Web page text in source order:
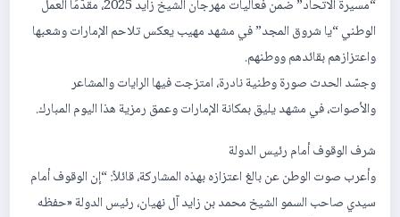
“مسيرة الاتحاد” ضمن فعاليات مهرجان الشيخ زايد 2025، مقدّمًا العمل
الوطني “يا شروق المجد” في مشهد مهيب يعكس تلاحم الإمارات وشعبها
واعتزازهم بقائدهم ووطنهم.
وجسّد الحدث صورة وطنية نادرة، امتزجت فيها الرايات والمشاعر
والأصوات، في مشهد يليق بمكانة الإمارات وعمق رمزية هذا اليوم المبارك.
شرف الوقوف أمام رئيس الدولة
وأعرب صوت الوطن عن بالغ اعتزازه بهذه المشاركة، قائلاً: “إن الوقوف أمام
سيدي صاحب السمو الشيخ محمد بن زايد آل نهيان، رئيس الدولة «حفظه